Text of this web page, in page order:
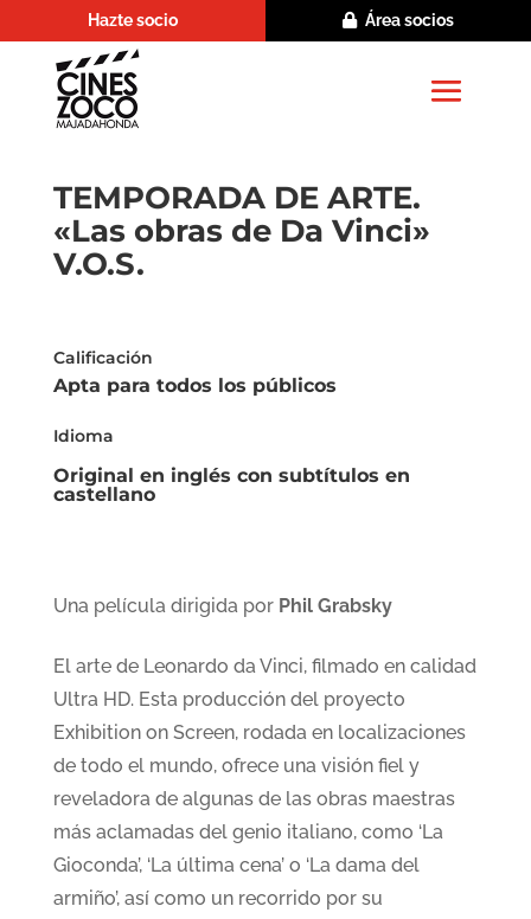
Hazte socio Área socios
TEMPORADA DE ARTE.
«Las obras de Da Vinci»
V.O.S.
Calificación
Apta para todos los públicos
Idioma
Original en inglés con subtítulos en
castellano
Una película dirigida por Phil Grabsky
El arte de Leonardo da Vinci, filmado en calidad
Ultra HD. Esta producción del proyecto
Exhibition on Screen, rodada en localizaciones
de todo el mundo, ofrece una visión fiel y
reveladora de algunas de las obras maestras
más aclamadas del genio italiano, como ‘La
Gioconda’, ‘La última cena’ o ‘La dama del
armiño’, así como un recorrido por su